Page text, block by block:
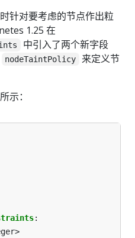
针对要考虑的节点作出粒
1.25 在
中引入了两个新字段
nodeTaintPolicy
来定义节
示：
: